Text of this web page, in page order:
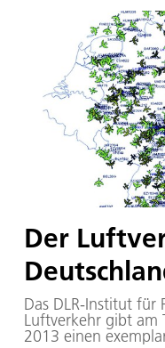
Der
Das DLR-Institut für
Luftverkehr gibt am
2013 einen